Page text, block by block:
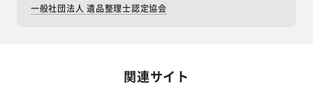
一般社団法人 遺品整理士認定協会
関連サイト